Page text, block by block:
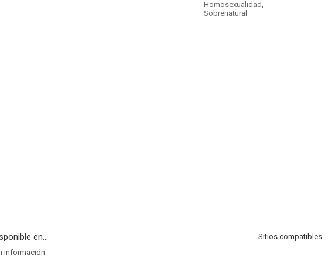
Homosexualidad,
Sobrenatural
en...
Sitios compatibles
información